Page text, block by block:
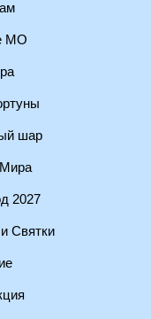
МО
шар
2027
Святки